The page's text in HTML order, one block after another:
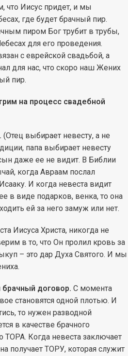
что Иисус придет, и мы
где будет брачный пир.
пиром Бог трубит в трубы,
для его проведения.
с еврейской свадьбой, а
для нас, что скоро наш Жених
пир.
на процесс свадебной
(Отец выбирает невесту, а не
папа выбирает невесту
даже ее не видит. В Библии
когда Авраам послал
И когда невеста видит
в виде подарков, венка, то она
ей за него замуж или нет.
Иисуса Христа, никогда не
в то, что Он пролил кровь за
– это дар Духа Святого. И мы
брачный договор. С момента
становятся одной плотью. И
то нужен разводной
в качестве брачного
ТОРА. Когда невеста заключает
получает ТОРУ, которая служит